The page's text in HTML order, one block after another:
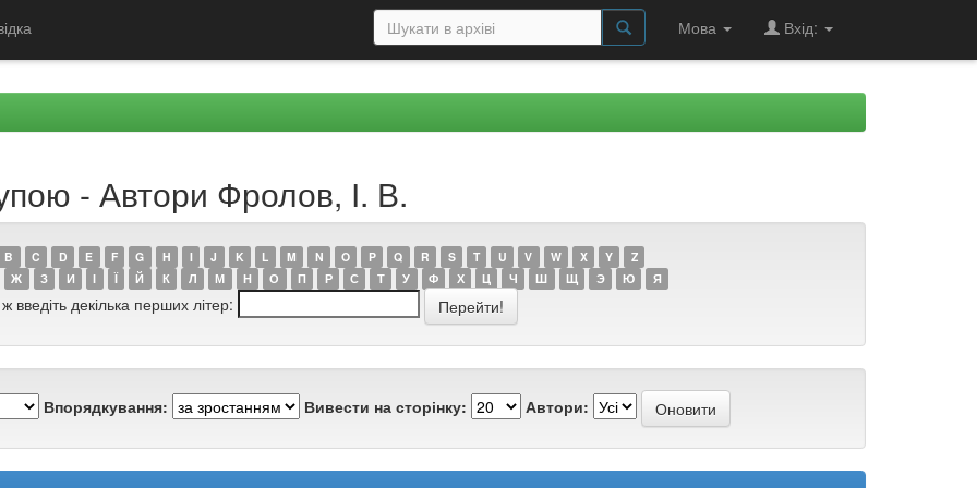
Мова Вхід:
- Автори Фролов, І. В.
B C D E F G H I J K L M N O P Q R S T U V W X Y
Z
Ж З И І Ї Й К Л М Н О П Р С Т У Ф Х Ц Ч Ш Щ Э Ю Я
введіть декілька перших літер:
Впорядкування: Вивести на сторінку: Автори: